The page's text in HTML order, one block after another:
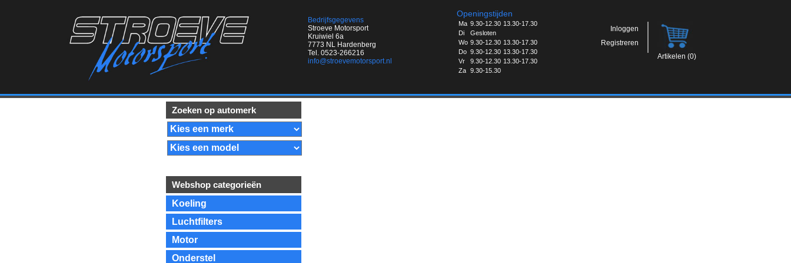
Bedrijfsgegevens
Stroeve Motorsport
Kruiwiel 6a
7773 NL Hardenberg
Tel. 0523-266216
info@stroevemotorsport.nl
Openingstijden
Ma 9.30-12.30 13.30-17.30
Di
Gesloten
Wo 9.30-12.30 13.30-17.30
Do 9.30-12.30 13.30-17.30
Vr
9.30-12.30 13.30-17.30
Za
9.30-15.30
Inloggen
Registreren
Artikelen (0)
Zoeken op automerk
Webshop categorieën
Koeling
Luchtfilters
Motor
Onderstel